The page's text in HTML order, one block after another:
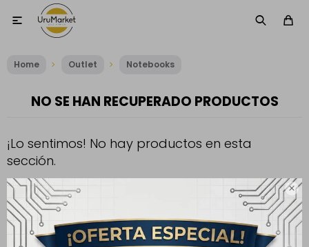


Home Outlet Notebooks
NO SE HAN RECUPERADO PRODUCTOS
¡Lo sentimos! No hay productos en esta
sección.
Inténtalo nuevamente con otros criterios de filtrado o busca en
otras secciones de nuestro catálogo.